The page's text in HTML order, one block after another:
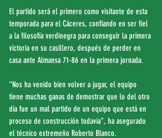
El partido será el primero como visitante de esta
temporada para el Cáceres, confiando en ser fiel
a la filosofía verdinegra para conseguir la primera
victoria en su casillero, después de perder en
casa ante Almansa 71-86 en la primera jornada.
“Nos ha venido bien volver a jugar, el equipo
tiene muchas ganas de demostrar que lo del otro
día fue un mal partido de un equipo que está en
proceso de construcción todavía”, ha asegurado
el técnico extremeño Roberto Blanco.